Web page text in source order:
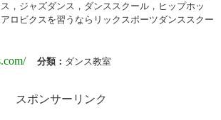
，ジャズダンス，ダンススクール，ヒップホッ
ロビクスを習うならリックスポーツダンススクー
分類： ダンス教室
スポンサーリンク